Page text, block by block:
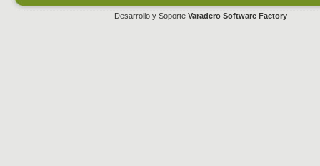
Desarrollo y Soporte Varadero Software Factory